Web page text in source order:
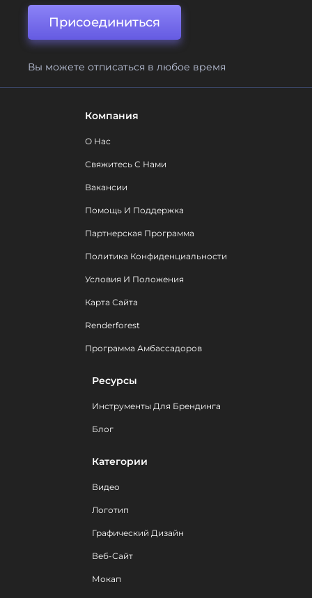
Присоединиться
Вы можете отписаться в любое время
Компания
О Нас
Свяжитесь С Нами
Вакансии
Помощь И Поддержка
Партнерская Программа
Политика Конфиденциальности
Условия И Положения
Карта Сайта
Renderforest
Программа Амбассадоров
Ресурсы
Инструменты Для Брендинга
Блог
Категории
Видео
Логотип
Графический Дизайн
Веб-Сайт
Мокап